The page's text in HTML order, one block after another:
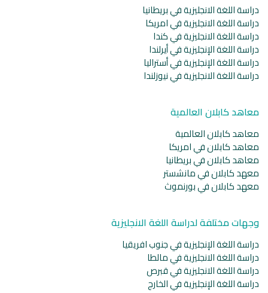
دراسة اللغة الانجليزية في بريطانيا
دراسة اللغة الانجليزية في امريكا
دراسة اللغة الانجليزية في كندا
دراسة اللغة الإنجليزية في أيرلندا
دراسة اللغة الإنجليزية في أستراليا
دراسة اللغة الانجليزية في نيوزلندا
معاهد كابلان العالمية
معاهد كابلان العالمية
معاهد كابلان في امريكا
معاهد كابلان في بريطانيا
معهد كابلان في مانشستر
معهد كابلان في بورنموث
وجهات مختلفة لدراسة اللغة الانجليزية
دراسة اللغة الإنجليزية في جنوب افريقيا
دراسة اللغة الانجليزية في مالطا
دراسة اللغة الانجليزية في قبرص
دراسة اللغة الإنجليزية في الخارج